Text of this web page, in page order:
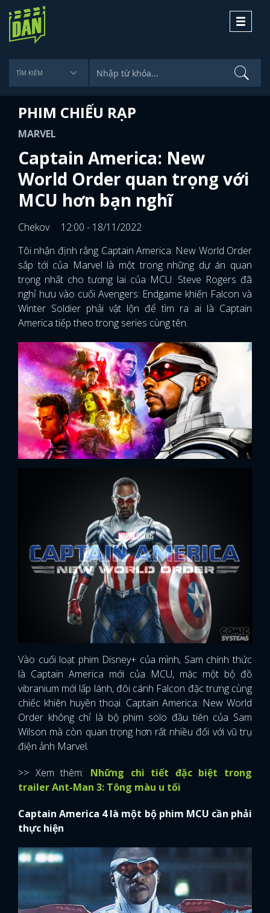
Toggle
PHIM CHIẾU RẠP
MARVEL
Captain America: New
World Order quan trọng với
MCU hơn bạn nghĩ
Chekov
12:00 - 18/11/2022
Tôi nhận định rằng Captain America: New World Order
sắp tới của Marvel là một trong những dự án quan
trọng nhất cho tương lai của MCU. Steve Rogers đã
nghỉ hưu vào cuối Avengers: Endgame khiến Falcon và
Winter Soldier phải vật lộn để tìm ra ai là Captain
America tiếp theo trong series cùng tên.
Vào cuối loạt phim Disney+ của mình, Sam chính thức
là Captain America mới của MCU, mặc một bộ đồ
vibranium mới lấp lánh, đôi cánh Falcon đặc trưng cùng
chiếc khiên huyền thoại. Captain America: New World
Order không chỉ là bộ phim solo đầu tiên của Sam
Wilson mà còn quan trọng hơn rất nhiều đối với vũ trụ
điện ảnh Marvel.
>> Xem thêm: Những chi tiết đặc biệt trong
trailer Ant-Man 3: Tông màu u tối
Captain America 4 là một bộ phim MCU cần phải
thực hiện